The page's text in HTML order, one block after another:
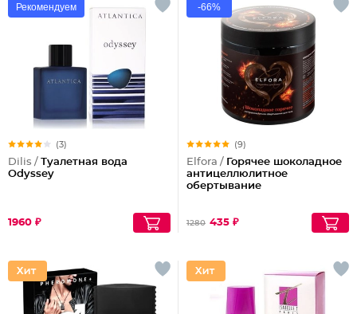
Рекомендуем
(3)
Dilis / Туалетная вода
Odyssey
1960 ₽
-66%
(9)
Elfora / Горячее шоколадное
антицеллюлитное
обертывание
1280 435 ₽